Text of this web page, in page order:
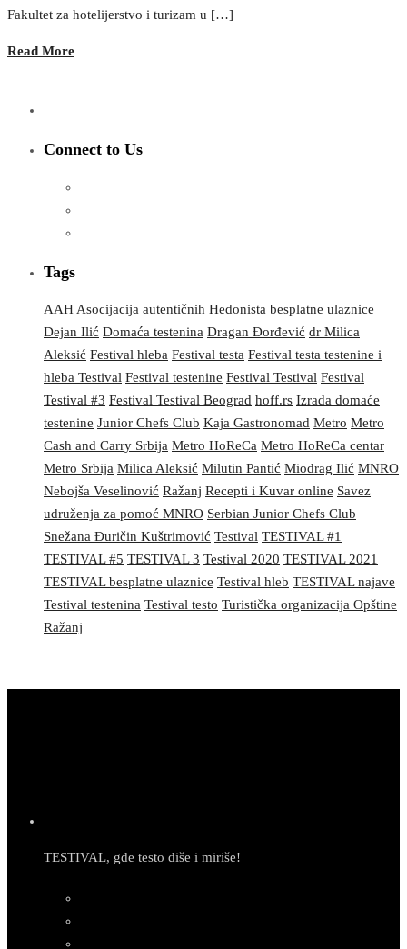
Fakultet za hotelijerstvo i turizam u […]
Read More
Connect to Us
Tags
AAHAsocijacija autentičnih Hedonista besplatne ulaznice
Dejan Ilić Domaća testenina Dragan Đorđević dr Milica
Aleksić Festival hleba Festival testa Festival testa testenine i
hleba Testival Festival testenine Festival Testival Festival
Testival #3 Festival Testival Beograd hoff.rs Izrada domaće
testenine Junior Chefs Club Kaja Gastronomad Metro Metro
Cash and Carry Srbija Metro HoReCa Metro HoReCa centar
Metro Srbija Milica Aleksić Milutin Pantić Miodrag Ilić MNRO
Nebojša Veselinović Ražanj Recepti i Kuvar online Savez
udruženja za pomoć MNRO Serbian Junior Chefs Club
Snežana Đuričin Kuštrimović Testival TESTIVAL #1
TESTIVAL #5 TESTIVAL 3 Testival 2020 TESTIVAL 2021
TESTIVAL besplatne ulaznice Testival hleb TESTIVAL najave
Testival testenina Testival testo Turistička organizacija Opštine
Ražanj
TESTIVAL, gde testo diše i miriše!